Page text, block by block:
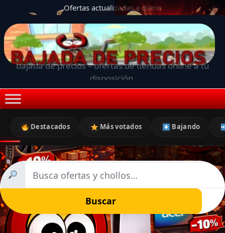
Ofertas actualizadas a diario
bajada de precios – ofertas de tiendas online a tu
disposición.
Destacados Más votados Bajando
Buscar